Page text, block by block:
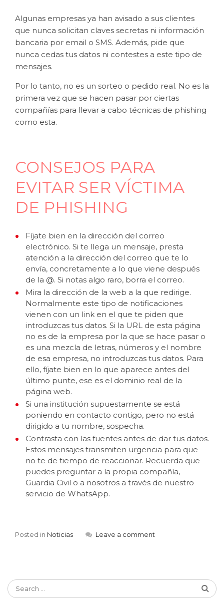
Algunas empresas ya han avisado a sus clientes
que nunca solicitan claves secretas ni información
bancaria por email o SMS. Además, pide que
nunca cedas tus datos ni contestes a este tipo de
mensajes.
Por lo tanto, no es un sorteo o pedido real. No es la
primera vez que se hacen pasar por ciertas
compañías para llevar a cabo técnicas de phishing
como esta.
CONSEJOS PARA
EVITAR SER VÍCTIMA
DE PHISHING
Fíjate bien en la dirección del correo
electrónico. Si te llega un mensaje, presta
atención a la dirección del correo que te lo
envía, concretamente a lo que viene después
de la @. Si notas algo raro, borra el correo.
Mira la dirección de la web a la que redirige.
Normalmente este tipo de notificaciones
vienen con un link en el que te piden que
introduzcas tus datos. Si la URL de esta página
no es de la empresa por la que se hace pasar o
es una mezcla de letras, números y el nombre
de esa empresa, no introduzcas tus datos. Para
ello, fíjate bien en lo que aparece antes del
último punte, ese es el dominio real de la
página web.
Si una institución supuestamente se está
poniendo en contacto contigo, pero no está
dirigido a tu nombre, sospecha.
Contrasta con las fuentes antes de dar tus datos.
Estos mensajes transmiten urgencia para que
no te de tiempo de reaccionar. Recuerda que
puedes preguntar a la propia compañía,
Guardia Civil o a nosotros a través de nuestro
servicio de WhatsApp.
Posted in Noticias Leave a comment